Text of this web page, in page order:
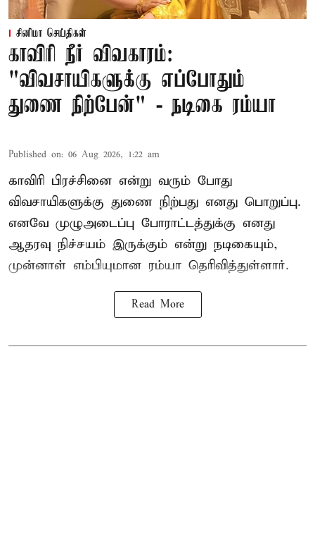
சினிமா செய்திகள்
காவிரி நீர் விவகாரம்:
"விவசாயிகளுக்கு எப்போதும்
துணை நிற்பேன்" - நடிகை ரம்யா
Published on: 06 Aug 2026, 1:22 am
காவிரி பிரச்சினை என்று வரும் போது
விவசாயிகளுக்கு துணை நிற்பது எனது பொறுப்பு.
எனவே முழுஅடைப்பு போராட்டத்துக்கு எனது
ஆதரவு நிச்சயம் இருக்கும் என்று நடிகையும்,
முன்னாள் எம்பியுமான ரம்யா தெரிவித்துள்ளார்.
Read More